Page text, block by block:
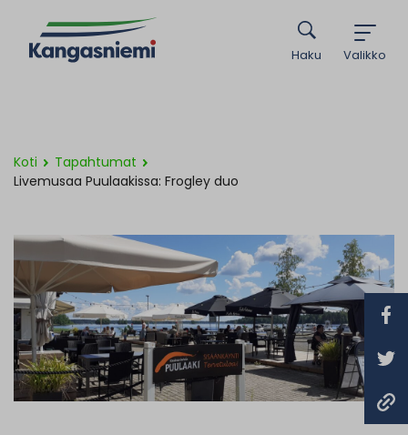
Valikko
Haku
Koti
Tapahtumat
Livemusaa Puulaakissa: Frogley duo